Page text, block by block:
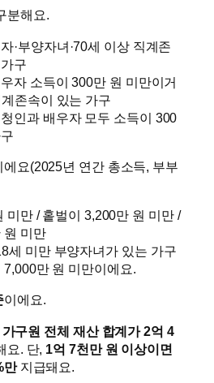
분해요.
·부양자녀·70세 이상 직계존
구
자 소득이 300만 원 미만이거
존속이 있는 가구
인과 배우자 모두 소득이 300
에요(2025년 연간 총소득, 부부
미만 / 홑벌이 3,200만 원 미만 /
원 미만
세 미만 부양자녀가 있는 가구
7,000만 원 미만이에요.
이에요.
가구원 전체 재산 합계가 2억 4
요. 단, 1억 7천만 원 이상이면
만지급돼요.